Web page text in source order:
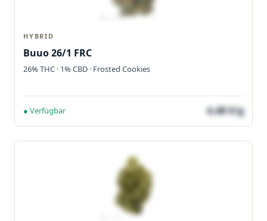
HYBRID
Buuo 26/1 FRC
26% THC · 1% CBD · Frosted Cookies
● Verfügbar 4,48 €/g